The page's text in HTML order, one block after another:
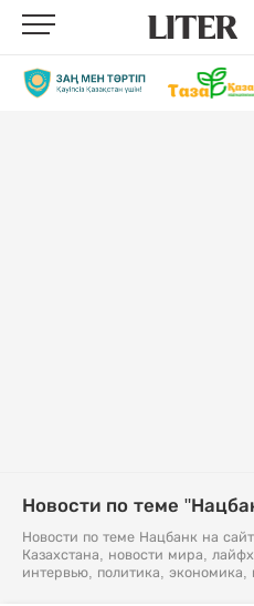
Новости по теме
Новости по теме Нацбанк на
Казахстана, новости мира,
интервью, политика, экономика,